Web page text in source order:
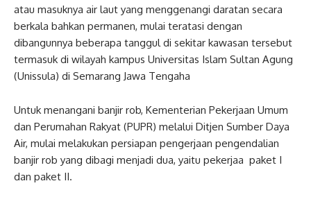
atau masuknya air laut yang menggenangi daratan secara
berkala bahkan permanen, mulai teratasi dengan
dibangunnya beberapa tanggul di sekitar kawasan tersebut
termasuk di wilayah kampus Universitas Islam Sultan Agung
(Unissula) di Semarang Jawa Tengaha
Untuk menangani banjir rob, Kementerian Pekerjaan Umum
dan Perumahan Rakyat (PUPR) melalui Ditjen Sumber Daya
Air, mulai melakukan persiapan pengerjaan pengendalian
banjir rob yang dibagi menjadi dua, yaitu pekerjaa paket I
dan paket II.